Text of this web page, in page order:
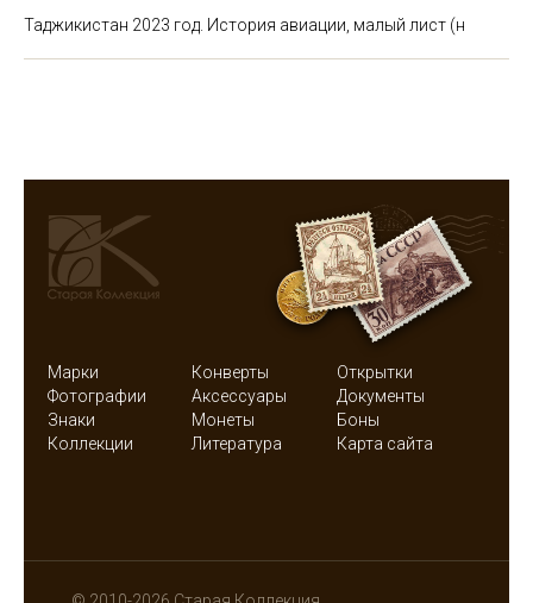
Таджикистан 2023 год. История авиации, малый лист (н
Марки Конверты
Открытки
Фотографии
Аксессуары
Документы
Знаки
Монеты
Боны
Коллекции
Литература Карта сайта